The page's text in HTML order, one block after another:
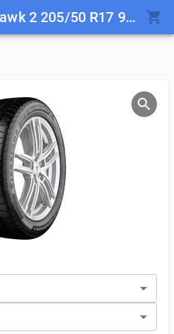
Firestone RoadHawk 2 205/50 R17 93 W XL